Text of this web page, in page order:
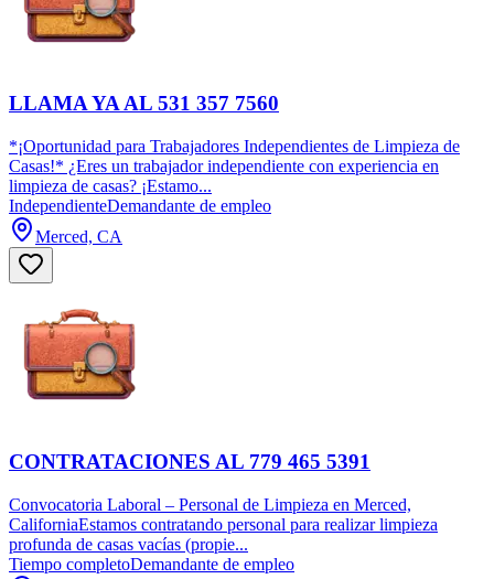
LLAMA YA AL 531 357 7560
*¡Oportunidad para Trabajadores Independientes de Limpieza de
Casas!* ¿Eres un trabajador independiente con experiencia en
limpieza de casas? ¡Estamo...
IndependienteDemandante de empleo
Merced, CA
CONTRATACIONES AL 779 465 5391
Convocatoria Laboral – Personal de Limpieza en Merced,
CaliforniaEstamos contratando personal para realizar limpieza
profunda de casas vacías (propie...
Tiempo completoDemandante de empleo